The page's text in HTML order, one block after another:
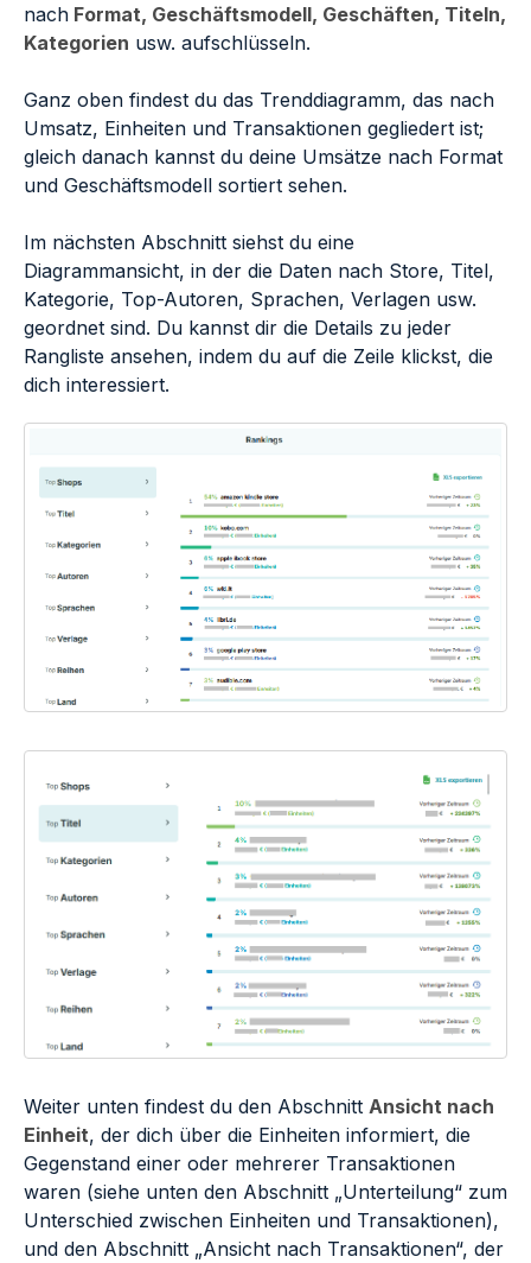
nach Format, Geschäftsmodell, Geschäften, Titeln,
Kategorien usw. aufschlüsseln.
Ganz oben findest du das Trenddiagramm, das nach
Umsatz, Einheiten und Transaktionen gegliedert ist;
gleich danach kannst du deine Umsätze nach Format
und Geschäftsmodell sortiert sehen.
Im nächsten Abschnitt siehst du eine
Diagrammansicht, in der die Daten nach Store, Titel,
Kategorie, Top-Autoren, Sprachen, Verlagen usw.
geordnet sind. Du kannst dir die Details zu jeder
Rangliste ansehen, indem du auf die Zeile klickst, die
dich interessiert.
Weiter unten findest du den Abschnitt Ansicht nach
Einheit, der dich über die Einheiten informiert, die
Gegenstand einer oder mehrerer Transaktionen
waren (siehe unten den Abschnitt „Unterteilung“ zum
Unterschied zwischen Einheiten und Transaktionen),
und den Abschnitt „Ansicht nach Transaktionen“, der